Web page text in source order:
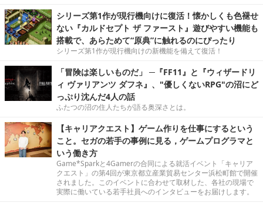
シリーズ第1作が現行機向けに復活！懐かしくも色褪せ
ない『カルドセプト ザ ファースト』遊びやすい機能も
搭載で、あらためて“原典”に触れるのにぴったり
シリーズ第1作が現行機向けの新機能を備えて復活！
「冒険は楽しいものだ」 ─『FF11』と『ウィザードリ
ィ ヴァリアンツ ダフネ』、"優しくないRPG"の沼にど
っぷり沈んだ4人の話
ふたつの沼の住人たちが語る奥深さとは。
【キャリアクエスト】ゲーム作りを仕事にするという
こと。セガの若手の事例に見る，ゲームプログラマと
いう働き方
Game*Sparkと4Gamerの合同による就活イベント「キャリア
クエスト」の第4回が東京都立産業貿易センター浜松町館で開催
されました。このイベントに合わせて取材した、各社の現場で
実際に働いている若手社員へのインタビューをお届けします。